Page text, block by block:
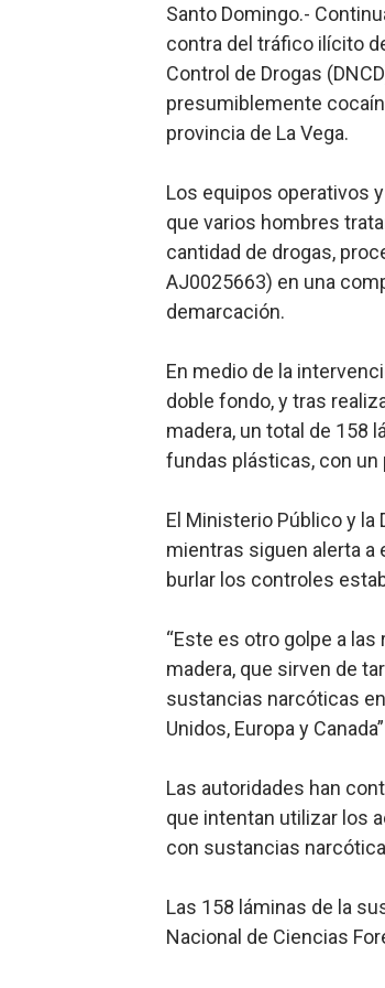
Ministerio de
Más de 180
Restaurante
Banco
SNS y el
Santo Domingo.-
contra del tráfico ilícito
Control de Drogas
presumiblemente
provincia de La Vega.
Los equipos operativos
que varios hombres
cantidad de drogas,
AJ0025663) en una
demarcación.
En medio de la
doble fondo, y tras
madera, un total de 158
fundas plásticas, con un
El Ministerio Público y la
mientras siguen alerta a
burlar los controles
“Este es otro golpe a
madera, que sirven de
sustancias narcóticas
Unidos, Europa y Canada”
Las autoridades han
que intentan utilizar los
con sustancias
Las 158 láminas de la
Nacional de Ciencias